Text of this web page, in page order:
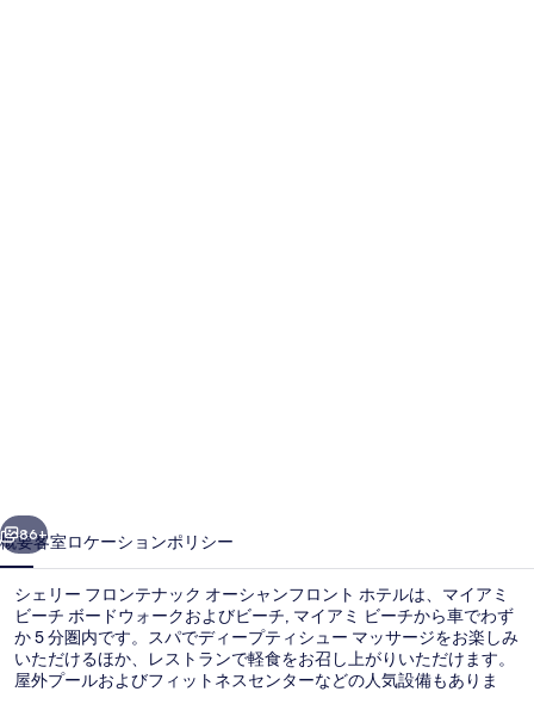
テ
ナ
ッ
ク
オ
次へ
86+
概要客室ロケーションポリシー
シェリー フロンテナック オーシャンフロント ホテルは、マイアミ
ビーチ ボードウォークおよびビーチ, マイアミ ビーチから車でわず
か 5 分圏内です。スパでディープティシュー マッサージをお楽しみ
いただけるほか、レストランで軽食をお召し上がりいただけます。
屋外プールおよびフィットネスセンターなどの人気設備もありま